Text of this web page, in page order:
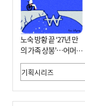
노숙 방황 끝 ‘27년 만
의 가족 상봉’…어머니
와 행복 꿈꿔